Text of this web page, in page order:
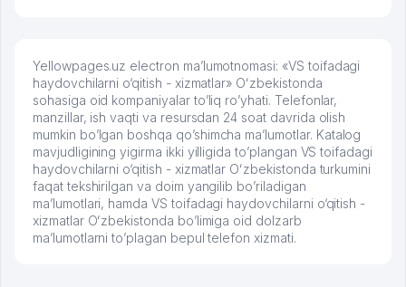
Yellowpages.uz electron ma’lumotnomasi: «VS toifadagi
haydovchilarni o‘qitish - xizmatlar» Oʻzbekistonda
sohasiga oid kompaniyalar to’liq ro’yhati. Telefonlar,
manzillar, ish vaqti va resursdan 24 soat davrida olish
mumkin bo’lgan boshqa qo’shimcha ma’lumotlar. Katalog
mavjudligining yigirma ikki yilligida to’plangan VS toifadagi
haydovchilarni o‘qitish - xizmatlar Oʻzbekistonda turkumini
faqat tekshirilgan va doim yangilib bo’riladigan
ma’lumotlari, hamda VS toifadagi haydovchilarni o‘qitish -
xizmatlar Oʻzbekistonda bo’limiga oid dolzarb
ma’lumotlarni to’plagan bepul telefon xizmati.